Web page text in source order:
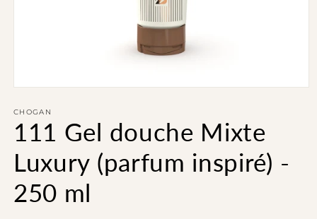
média
1
une
fenêtre
modale
CHOGAN
111 Gel douche Mixte
Luxury (parfum inspiré) -
250 ml